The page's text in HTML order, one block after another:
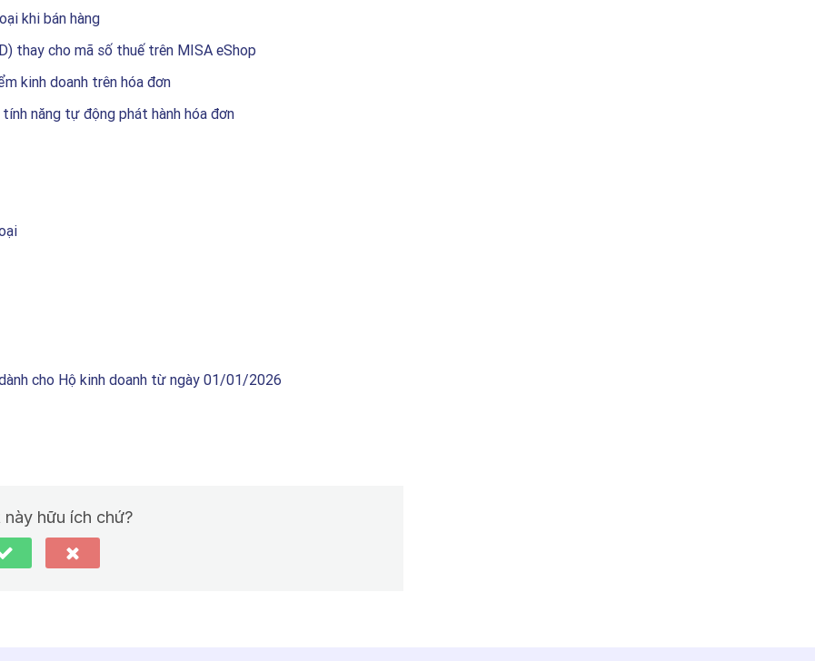
khi bán hàng
thay cho mã số thuế trên MISA eShop
kinh doanh trên hóa đơn
năng tự động phát hành hóa đơn
cho Hộ kinh doanh từ ngày 01/01/2026
này hữu ích chứ?